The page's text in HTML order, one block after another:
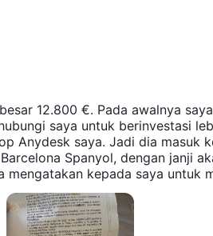
bonus selamat datang, dengan
15%, dan akun elit
Tedex menawarkan kliennya
untuk melakukan setoran dan
12.800 €. Pada awalnya
saya untuk berinvestasi
Anydesk saya. Jadi dia masuk
Spanyol, dengan janji
mengatakan kepada saya untuk
bahwa saya telah ditipu.